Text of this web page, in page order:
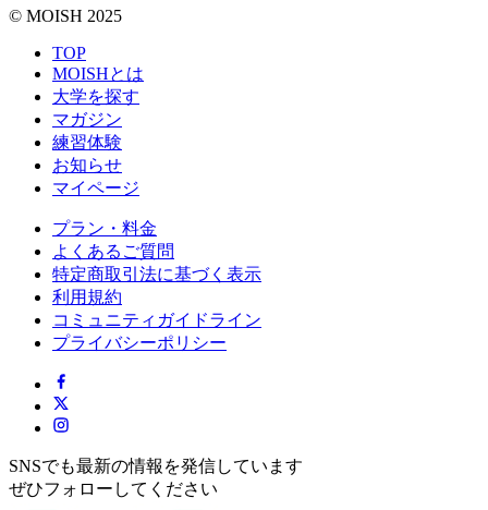
© MOISH 2025
TOP
MOISHとは
大学を探す
マガジン
練習体験
お知らせ
マイページ
プラン・料金
よくあるご質問
特定商取引法に基づく表示
利用規約
コミュニティガイドライン
プライバシーポリシー
SNSでも最新の情報を発信しています
ぜひフォローしてください